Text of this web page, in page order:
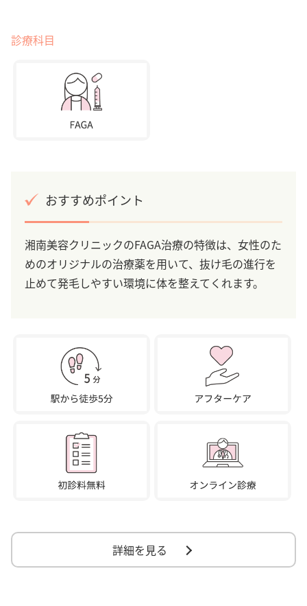
診療科目
おすすめポイント
湘南美容クリニックのFAGA治療の特徴は、女性のた
めのオリジナルの治療薬を用いて、抜け毛の進行を
止めて発毛しやすい環境に体を整えてくれます。
詳細を見る